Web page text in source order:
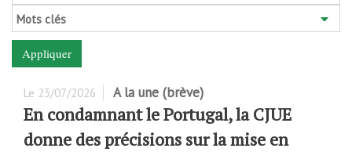
Mots clés
Le 23/07/2026 A la une (brève)
En condamnant le Portugal, la CJUE
donne des précisions sur la mise en